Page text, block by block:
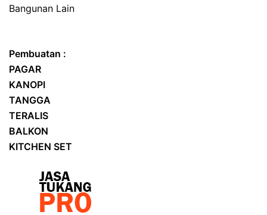
Bangunan Lain
Pembuatan :
PAGAR
KANOPI
TANGGA
TERALIS
BALKON
KITCHEN SET